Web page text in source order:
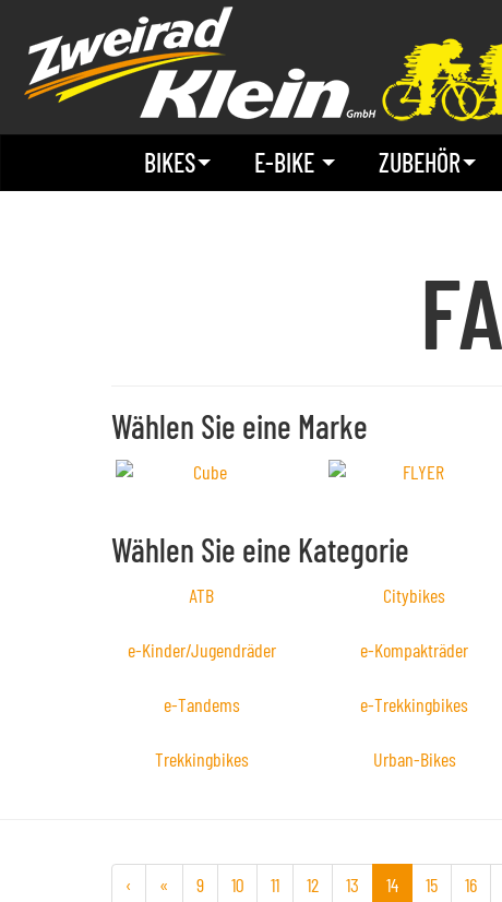
BIKES E-BIKE ZUBEHÖR
Wählen Sie eine Marke
Wählen Sie eine Kategorie
ATB Citybikes
e-Kinder/Jugendräder e-Kompakträder
e-Tandems e-Trekkingbikes
Trekkingbikes Urban-Bikes
‹ « 9 10 11 12 13 14 15 16